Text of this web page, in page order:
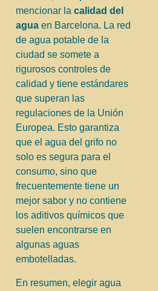
mencionar la calidad del
agua en Barcelona. La red
de agua potable de la
ciudad se somete a
rigurosos controles de
calidad y tiene estándares
que superan las
regulaciones de la Unión
Europea. Esto garantiza
que el agua del grifo no
solo es segura para el
consumo, sino que
frecuentemente tiene un
mejor sabor y no contiene
los aditivos químicos que
suelen encontrarse en
algunas aguas
embotelladas.
En resumen, elegir agua